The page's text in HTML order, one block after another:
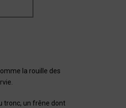
la rouille des
tronc, un frêne dont